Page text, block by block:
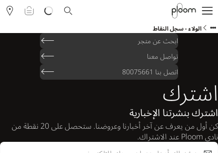
التسوق
حول Ploom AURA
مساعدة ودعم Ploom
العربية
الولاء - سجل النقاط
ابحث عن متجر
تواصل معنا
اتصل بنا 80075661
اشترك
اشترك بنشرتنا الإخبارية
كن أول من يعرف عن آخر أخبارنا وعروضنا. ستحصل على 20 نقطة من
نادي Ploom عند الاشتراك.